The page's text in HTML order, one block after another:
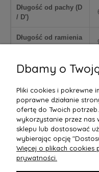
Długość od pachy (D
/ D')
Długość od ramienia
(E / E')
Dbamy o
Pliki cookies i pokrewne
poprawne działanie
ofertę do Twoich
wykorzystanie przez nas
sklepu lub dostosować
wybierając opcję
Więcej o plikach cookies
prywatności.